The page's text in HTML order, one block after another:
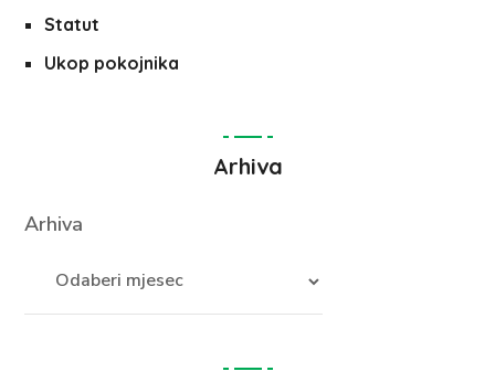
Statut
Ukop pokojnika
Arhiva
Arhiva